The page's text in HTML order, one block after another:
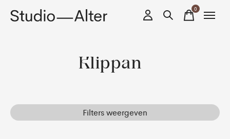
0items
Klippan
Filters weergeven